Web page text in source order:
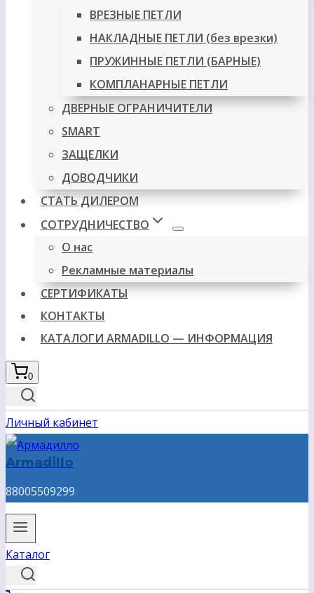
ВРЕЗНЫЕ ПЕТЛИ
НАКЛАДНЫЕ ПЕТЛИ (без врезки)
ПРУЖИННЫЕ ПЕТЛИ (БАРНЫЕ)
КОМПЛАНАРНЫЕ ПЕТЛИ
ДВЕРНЫЕ ОГРАНИЧИТЕЛИ
SMART
ЗАЩЕЛКИ
ДОВОДЧИКИ
СТАТЬ ДИЛЕРОМ
СОТРУДНИЧЕСТВО
О нас
Рекламные материалы
СЕРТИФИКАТЫ
КОНТАКТЫ
КАТАЛОГИ ARMADILLO — ИНФОРМАЦИЯ
0
Личный кабинет
Armadillo
88005509299
Каталог